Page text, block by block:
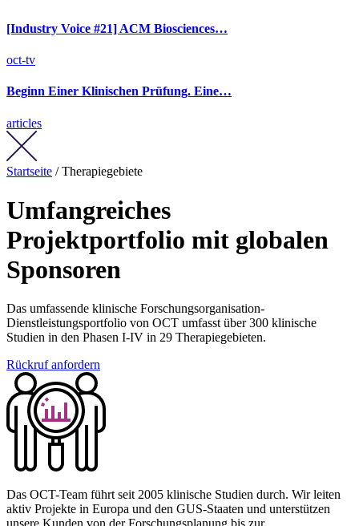
[Industry Voice #21] ACM Biosciences…
oct-tv
Beginn Einer Klinischen Prüfung. Eine…
articles
Startseite / Therapiegebiete
Umfangreiches
Projektportfolio mit globalen
Sponsoren
Das umfassende klinische Forschungsorganisation-
Dienstleistungsportfolio von OCT umfasst über 300 klinische
Studien in den Phasen I-IV in 29 Therapiegebieten.
Rückruf anfordern
Das OCT-Team führt seit 2005 klinische Studien durch. Wir leiten
aktiv Projekte in Europa und den GUS-Staaten und unterstützen